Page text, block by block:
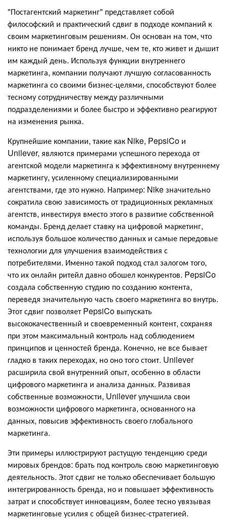
"Постагентский маркетинг" представляет собой
философский и практический сдвиг в подходе компаний к
своим маркетинговым решениям. Он основан на том, что
никто не понимает бренд лучше, чем те, кто живет и дышит
им каждый день. Используя функции внутреннего
маркетинга, компании получают лучшую согласованность
маркетинга со своими бизнес-целями, способствуют более
тесному сотрудничеству между различными
подразделениями и более быстро и эффективно реагируют
на изменения рынка.
Крупнейшие компании, такие как Nike, PepsiCo и
Unilever, являются примерами успешного перехода от
агентской модели маркетинга к эффективному внутреннему
маркетингу, усиленному специализированными
агентствами, где это нужно. Например: Nike значительно
сократила свою зависимость от традиционных рекламных
агентств, инвестируя вместо этого в развитие собственной
команды. Бренд делает ставку на цифровой маркетинг,
используя большое количество данных и самые передовые
технологии для улучшения взаимодействия с
потребителями. Именно такой подход стал залогом того,
что их онлайн ритейл давно обошел конкурентов. PepsiCo
создала собственную студию по созданию контента,
переведя значительную часть своего маркетинга во внутрь.
Этот сдвиг позволяет PepsiCo выпускать
высококачественный и своевременный контент, сохраняя
при этом максимальный контроль над соблюдением
принципов и ценностей бренда. Конечно, не все бывает
гладко в таких переходах, но оно того стоит. Unilever
расширила свой внутренний опыт, особенно в области
цифрового маркетинга и анализа данных. Развивая
собственные возможности, Unilever улучшила свои
возможности цифрового маркетинга, основанного на
данных, повысив эффективность своего глобального
маркетинга.
Эти примеры иллюстрируют растущую тенденцию среди
мировых брендов: брать под контроль свою маркетинговую
деятельность. Этот сдвиг не только обеспечивает большую
интегрированность бренда, но и повышает эффективность
затрат и способствует инновациям, более тесно увязывая
маркетинговые усилия с общей бизнес-стратегией.